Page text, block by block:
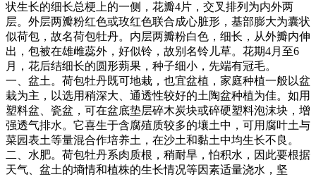
状生长的细长总梗上的一侧，花瓣4片，交叉排列为内外两
层。外层两瓣粉红色或玫红色联合成心脏形，基部膨大为囊状
似荷包，故名荷包牡丹。内层两瓣粉白色，细长，从外瓣内伸
出，包被在雄雌蕊外，好似铃，故别名铃儿草。花期4月至6
月，花后结细长的圆形蒴果，种子细小，先端有冠毛。
一、盆土。荷包牡丹既可地栽，也宜盆植，家庭种植一般以盆
栽为主，以选用稍深大、通透性较好的土陶盆种植为佳。如用
塑料盆、瓷盆，可在盆底垫层碎木炭块或碎硬塑料泡沫块，增
强透气排水。它喜生于含腐殖质较多的壤土中，可用腐叶土与
菜园表土等量混合作培养土，在沙土和黏土中均生长不良。
二、水肥。荷包牡丹系肉质根，稍耐旱，怕积水，因此要根据
天气、盆土的墒情和植株的生长情况等因素适量浇水，坚